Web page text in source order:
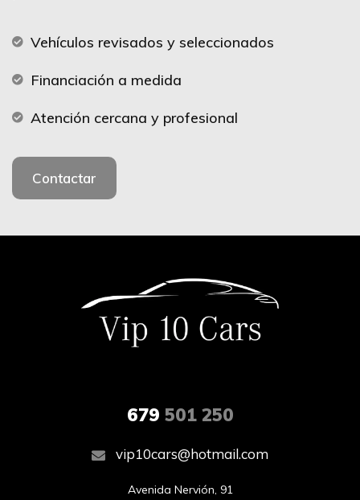
Vehículos revisados y seleccionados
Financiación a medida
Atención cercana y profesional
Contactar
679 501 250
vip10cars@hotmail.com
Avenida Nervión, 91